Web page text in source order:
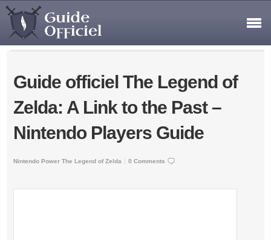
Guide officiel The Legend of
Zelda: A Link to the Past –
Nintendo Players Guide
Nintendo Power The Legend of Zelda 0 Comments